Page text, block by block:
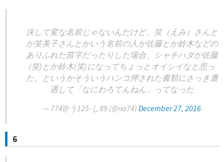
決して変な名前じゃないんだけど、笑（えみ）さんと
か笑美子さんとかいう名前の人が佐藤とか鈴木などの
ありふれた苗字だったりした場合、シャチハタが佐藤
(笑)とか鈴木(笑)になってちょっとオイシイなと思っ
た。というかそういうハンコ押された書類にさっき遭
遇して「なにわろてんねん」ってなった
— 774@う125-し89 (@na74) December 27, 2016
6